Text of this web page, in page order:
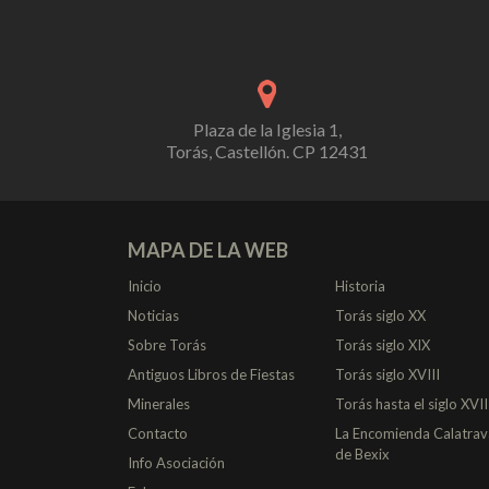
Plaza de la Iglesia 1,
Torás, Castellón. CP 12431
MAPA DE LA WEB
Inicio
Noticias
Sobre Torás
Antiguos Libros de Fiestas
Minerales
Contacto
Info Asociación
Historia
Torás siglo XX
Torás siglo XIX
Torás siglo XVIII
Torás hasta el siglo XVII
La Encomienda
de Bexix